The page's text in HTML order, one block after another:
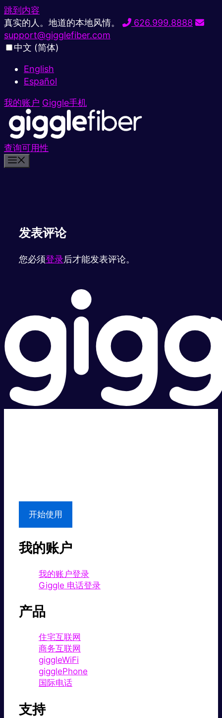
跳到内容
真实的人。地道的本地风情。
626.999.8888
support@gigglefiber.com
中文 (简体)
English
Español
我的账户 Giggle手机
查询可用性
发表评论
您必须登录后才能发表评论。
开始使用
我的账户
我的账户登录
Giggle 电话登录
产品
住宅互联网
商务互联网
giggleWiFi
gigglePhone
国际电话
支持